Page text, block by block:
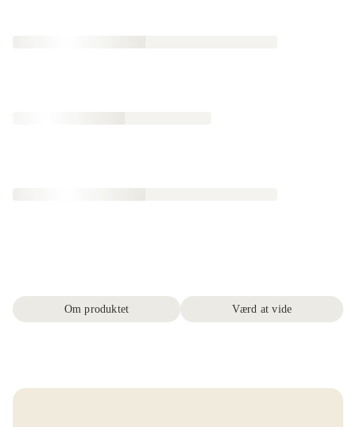
Om produktet Værd at vide